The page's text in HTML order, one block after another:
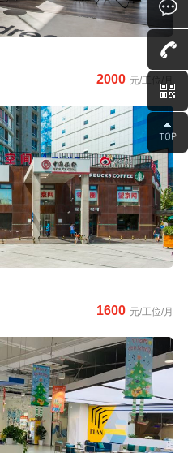
2000 元/工位/月
1600 元/工位/月